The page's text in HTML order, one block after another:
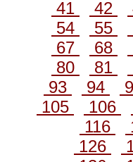
41
42
54
55
67
68
80
81
93
94
105
106
116
126